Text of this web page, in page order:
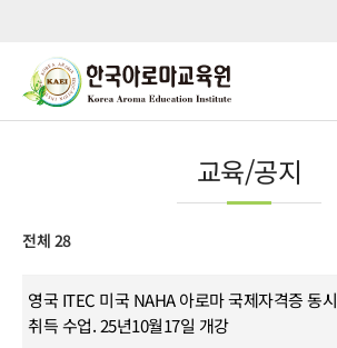
교육/공지
전체 28
영국 ITEC 미국 NAHA 아로마 국제자격증 동시
취득 수업. 25년10월17일 개강